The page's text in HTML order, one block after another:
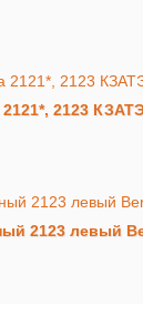
2123
2123 левый